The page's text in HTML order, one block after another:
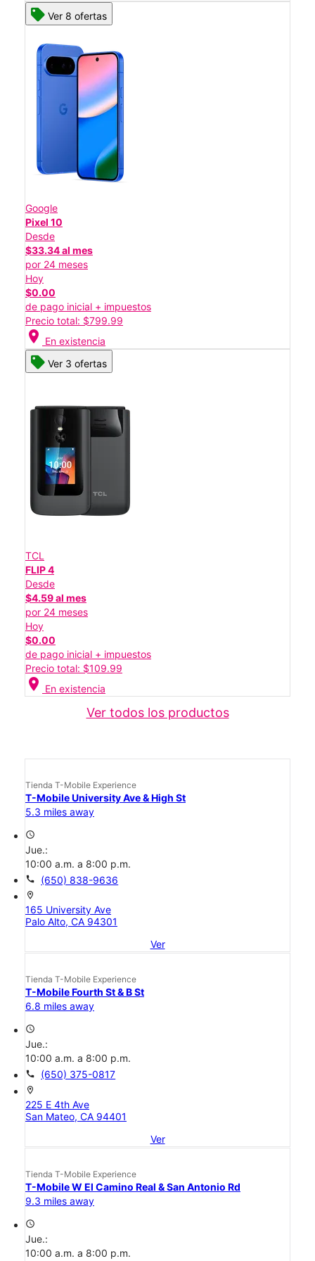
Ver 8 ofertas
Google
Pixel 10
Desde
$33.34 al mes
por 24 meses
Hoy
$0.00
de pago inicial + impuestos
Precio total: $799.99
location_on En existencia
Ver 3 ofertas
TCL
FLIP 4
Desde
$4.59 al mes
por 24 meses
Hoy
$0.00
de pago inicial + impuestos
Precio total: $109.99
location_on En existencia
Ver todos los productos
Tienda T-Mobile Experience
T-Mobile University Ave & High St
5.3 miles away
access_time
Jue.:
10:00 a.m. a 8:00 p.m.
call (650) 838-9636
location_on
165 University Ave
Palo Alto, CA 94301
Ver
Tienda T-Mobile Experience
T-Mobile Fourth St & B St
6.8 miles away
access_time
Jue.:
10:00 a.m. a 8:00 p.m.
call (650) 375-0817
location_on
225 E 4th Ave
San Mateo, CA 94401
Ver
Tienda T-Mobile Experience
T-Mobile W El Camino Real & San Antonio Rd
9.3 miles away
access_time
Jue.:
10:00 a.m. a 8:00 p.m.